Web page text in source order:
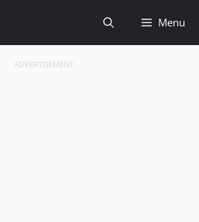
Menu
ADVERTISEMENT